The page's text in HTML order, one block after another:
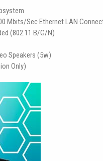
Mbits/sec Ethernet LAN
(802.11 B/G/N)
Speakers (5w)
Only)